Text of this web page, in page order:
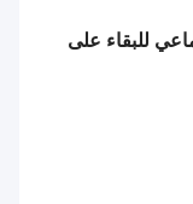
للبقاء على